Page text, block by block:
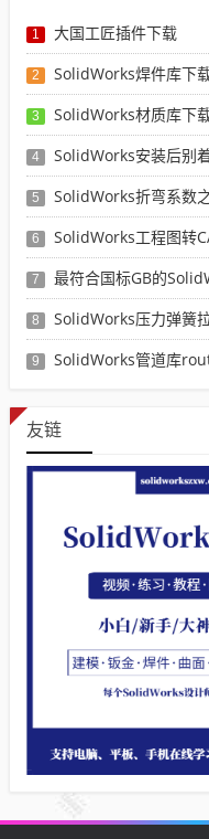
1 大国工匠插件下载
2 SolidWorks焊件库下载|
3 SolidWorks材质库下
4 SolidWorks安装后别着急用，
5 SolidWorks折弯系数
6 SolidWorks工程图转CAD图
7 最符合国标GB的
8 SolidWorks压力弹簧拉力
9 SolidWorks管道库
友链